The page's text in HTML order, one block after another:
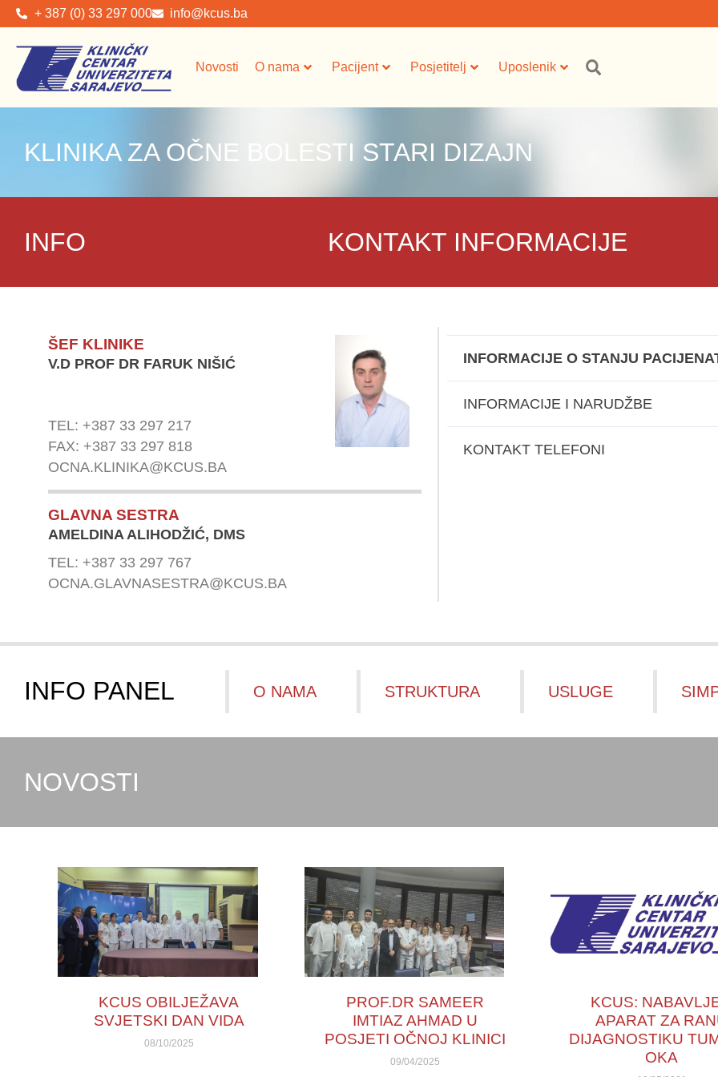
+ 387 (0) 33 297 000 info@kcus.ba
Novosti O nama Pacijent Posjetitelj Uposlenik
KLINIKA ZA OČNE BOLESTI STARI DIZAJN
INFO KONTAKT INFORMACIJE
ŠEF KLINIKE
V.D PROF DR FARUK NIŠIĆ
TEL: +387 33 297 217
FAX: +387 33 297 818
OCNA.KLINIKA@KCUS.BA
GLAVNA SESTRA
AMELDINA ALIHODŽIĆ, DMS
TEL: +387 33 297 767
OCNA.GLAVNASESTRA@KCUS.BA
INFORMACIJE O STANJU
INFORMACIJE I NARUDŽBE
KONTAKT TELEFONI
INFO PANEL O NAMA STRUKTURA USLUGE
NOVOSTI
KCUS OBILJEŽAVA
SVJETSKI DAN VIDA
08/10/2025
PROF.DR SAMEER
IMTIAZ AHMAD U
POSJETI OČNOJ KLINICI
09/04/2025
KCUS:
APARAT ZA
DIJAGNOSTIKU
OKA